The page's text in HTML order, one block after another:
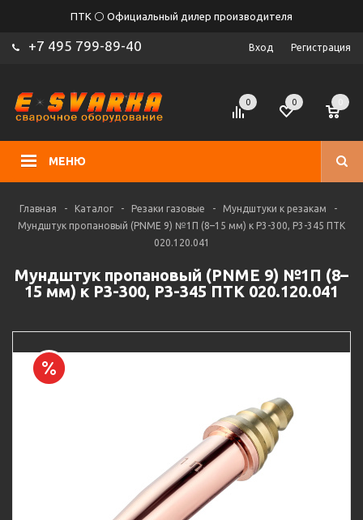
ПТК ⚪ Официальный дилер производителя
+7 495 799-89-40 Вход Регистрация
МЕНЮ
0 0
Главная - Каталог - Резаки газовые - Мундштуки к резакам
-
Мундштук пропановый (PNME 9) №1П (8–15 мм) к Р3-300, Р3-345 ПТК
020.120.041
Мундштук пропановый (PNME 9) №1П (8–
15 мм) к Р3-300, Р3-345 ПТК 020.120.041